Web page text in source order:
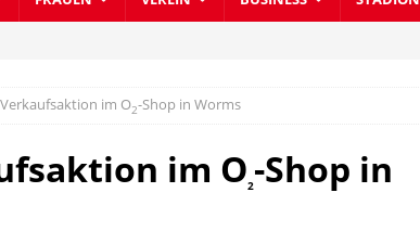
im O2-Shop in Worms
im O2-Shop in